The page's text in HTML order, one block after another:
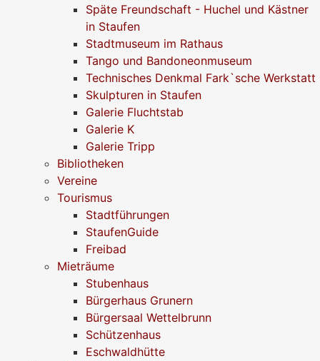
Späte Freundschaft - Huchel und Kästner
in Staufen
Stadtmuseum im Rathaus
Tango und Bandoneonmuseum
Technisches Denkmal Fark`sche Werkstatt
Skulpturen in Staufen
Galerie Fluchtstab
Galerie K
Galerie Tripp
Bibliotheken
Vereine
Tourismus
Stadtführungen
StaufenGuide
Freibad
Mieträume
Stubenhaus
Bürgerhaus Grunern
Bürgersaal Wettelbrunn
Schützenhaus
Eschwaldhütte